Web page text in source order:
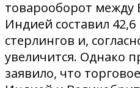
товарооборот между
Индией составил
стерлингов и,
увеличится. Однако
заявило, что